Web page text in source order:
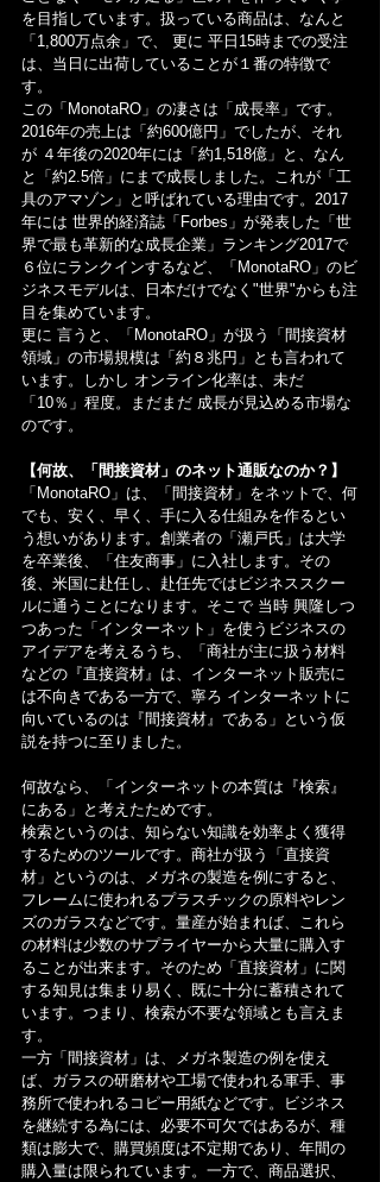
を目指しています。扱っている商品は、なんと
「1,800万点余」で、 更に 平日15時までの受注
は、当日に出荷していることが１番の特徴で
す。
この「MonotaRO」の凄さは「成長率」です。
2016年の売上は「約600億円」でしたが、それ
が ４年後の2020年には「約1,518億」と、なん
と「約2.5倍」にまで成長しました。これが「工
具のアマゾン」と呼ばれている理由です。2017
年には 世界的経済誌「Forbes」が発表した「世
界で最も革新的な成長企業」ランキング2017で
６位にランクインするなど、「MonotaRO」のビ
ジネスモデルは、日本だけでなく"世界"からも注
目を集めています。
更に 言うと、「MonotaRO」が扱う「間接資材
領域」の市場規模は「約８兆円」とも言われて
います。しかし オンライン化率は、未だ
「10％」程度。まだまだ 成長が見込める市場な
のです。
【何故、「間接資材」のネット通販なのか？】
「MonotaRO」は、「間接資材」をネットで、何
でも、安く、早く、手に入る仕組みを作るとい
う想いがあります。創業者の「瀬戸氏」は大学
を卒業後、「住友商事」に入社します。その
後、米国に赴任し、赴任先ではビジネススクー
ルに通うことになります。そこで 当時 興隆しつ
つあった「インターネット」を使うビジネスの
アイデアを考えるうち、「商社が主に扱う材料
などの『直接資材』は、インターネット販売に
は不向きである一方で、寧ろ インターネットに
向いているのは『間接資材』である」という仮
説を持つに至りました。
何故なら、「インターネットの本質は『検索』
にある」と考えたためです。
検索というのは、知らない知識を効率よく獲得
するためのツールです。商社が扱う「直接資
材」というのは、メガネの製造を例にすると、
フレームに使われるプラスチックの原料やレン
ズのガラスなどです。量産が始まれば、これら
の材料は少数のサプライヤーから大量に購入す
ることが出来ます。そのため「直接資材」に関
する知見は集まり易く、既に十分に蓄積されて
います。つまり、検索が不要な領域とも言えま
す。
一方「間接資材」は、メガネ製造の例を使え
ば、ガラスの研磨材や工場で使われる軍手、事
務所で使われるコピー用紙などです。ビジネス
を継続する為には、必要不可欠ではあるが、種
類は膨大で、購買頻度は不定期であり、年間の
購入量は限られています。一方で、商品選択、